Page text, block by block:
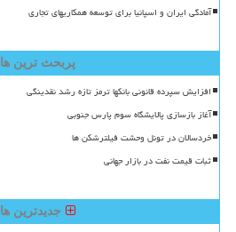
آمادگی ایران و اسپانیا برای توسعه همکاریهای تجاری
پربحث ترین ها
افزایش سپرده قانونی بانکها ترمز تازه رشد نقدینگی
آغاز بازسازی پالایشگاه سوم پارس جنوبی
خردسالان در تونل وحشت فیلترشکن ها
ثبات قیمت نفت در بازار جهانی
جدیدترین ها